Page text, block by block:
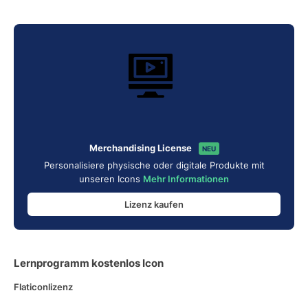
Merchandising License NEU
Personalisiere physische oder digitale Produkte mit
unseren Icons Mehr Informationen
Lizenz kaufen
Lernprogramm kostenlos Icon
Flaticonlizenz